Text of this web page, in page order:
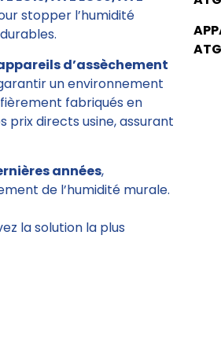
stopper l’humidité
d’assèchement
un environnement
fabriqués en
prix directs usine, assurant
années,
de l’humidité murale.
la solution la plus